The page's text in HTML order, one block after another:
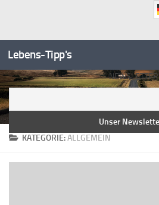
Inhalt
springen
Lebens-Tipp's
NEWSLETTER
KATEGORIE:ALLGEMEIN